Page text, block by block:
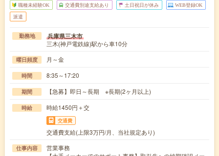
職種未経験OK 交通費別途支給あり 土日祝日が休み WEB登録OK
派遣
勤務地 兵庫県三木市
三木(神戸電鉄線)駅から車10分
曜日頻度 月～金
時間 8:35～17:20
期間 【急募】即日～長期 ※長期(2ヶ月以上)
時給 時給1450円＋交
交通費
交通費支給(上限3万円/月、当社規定あり)
仕事内容
営業事務